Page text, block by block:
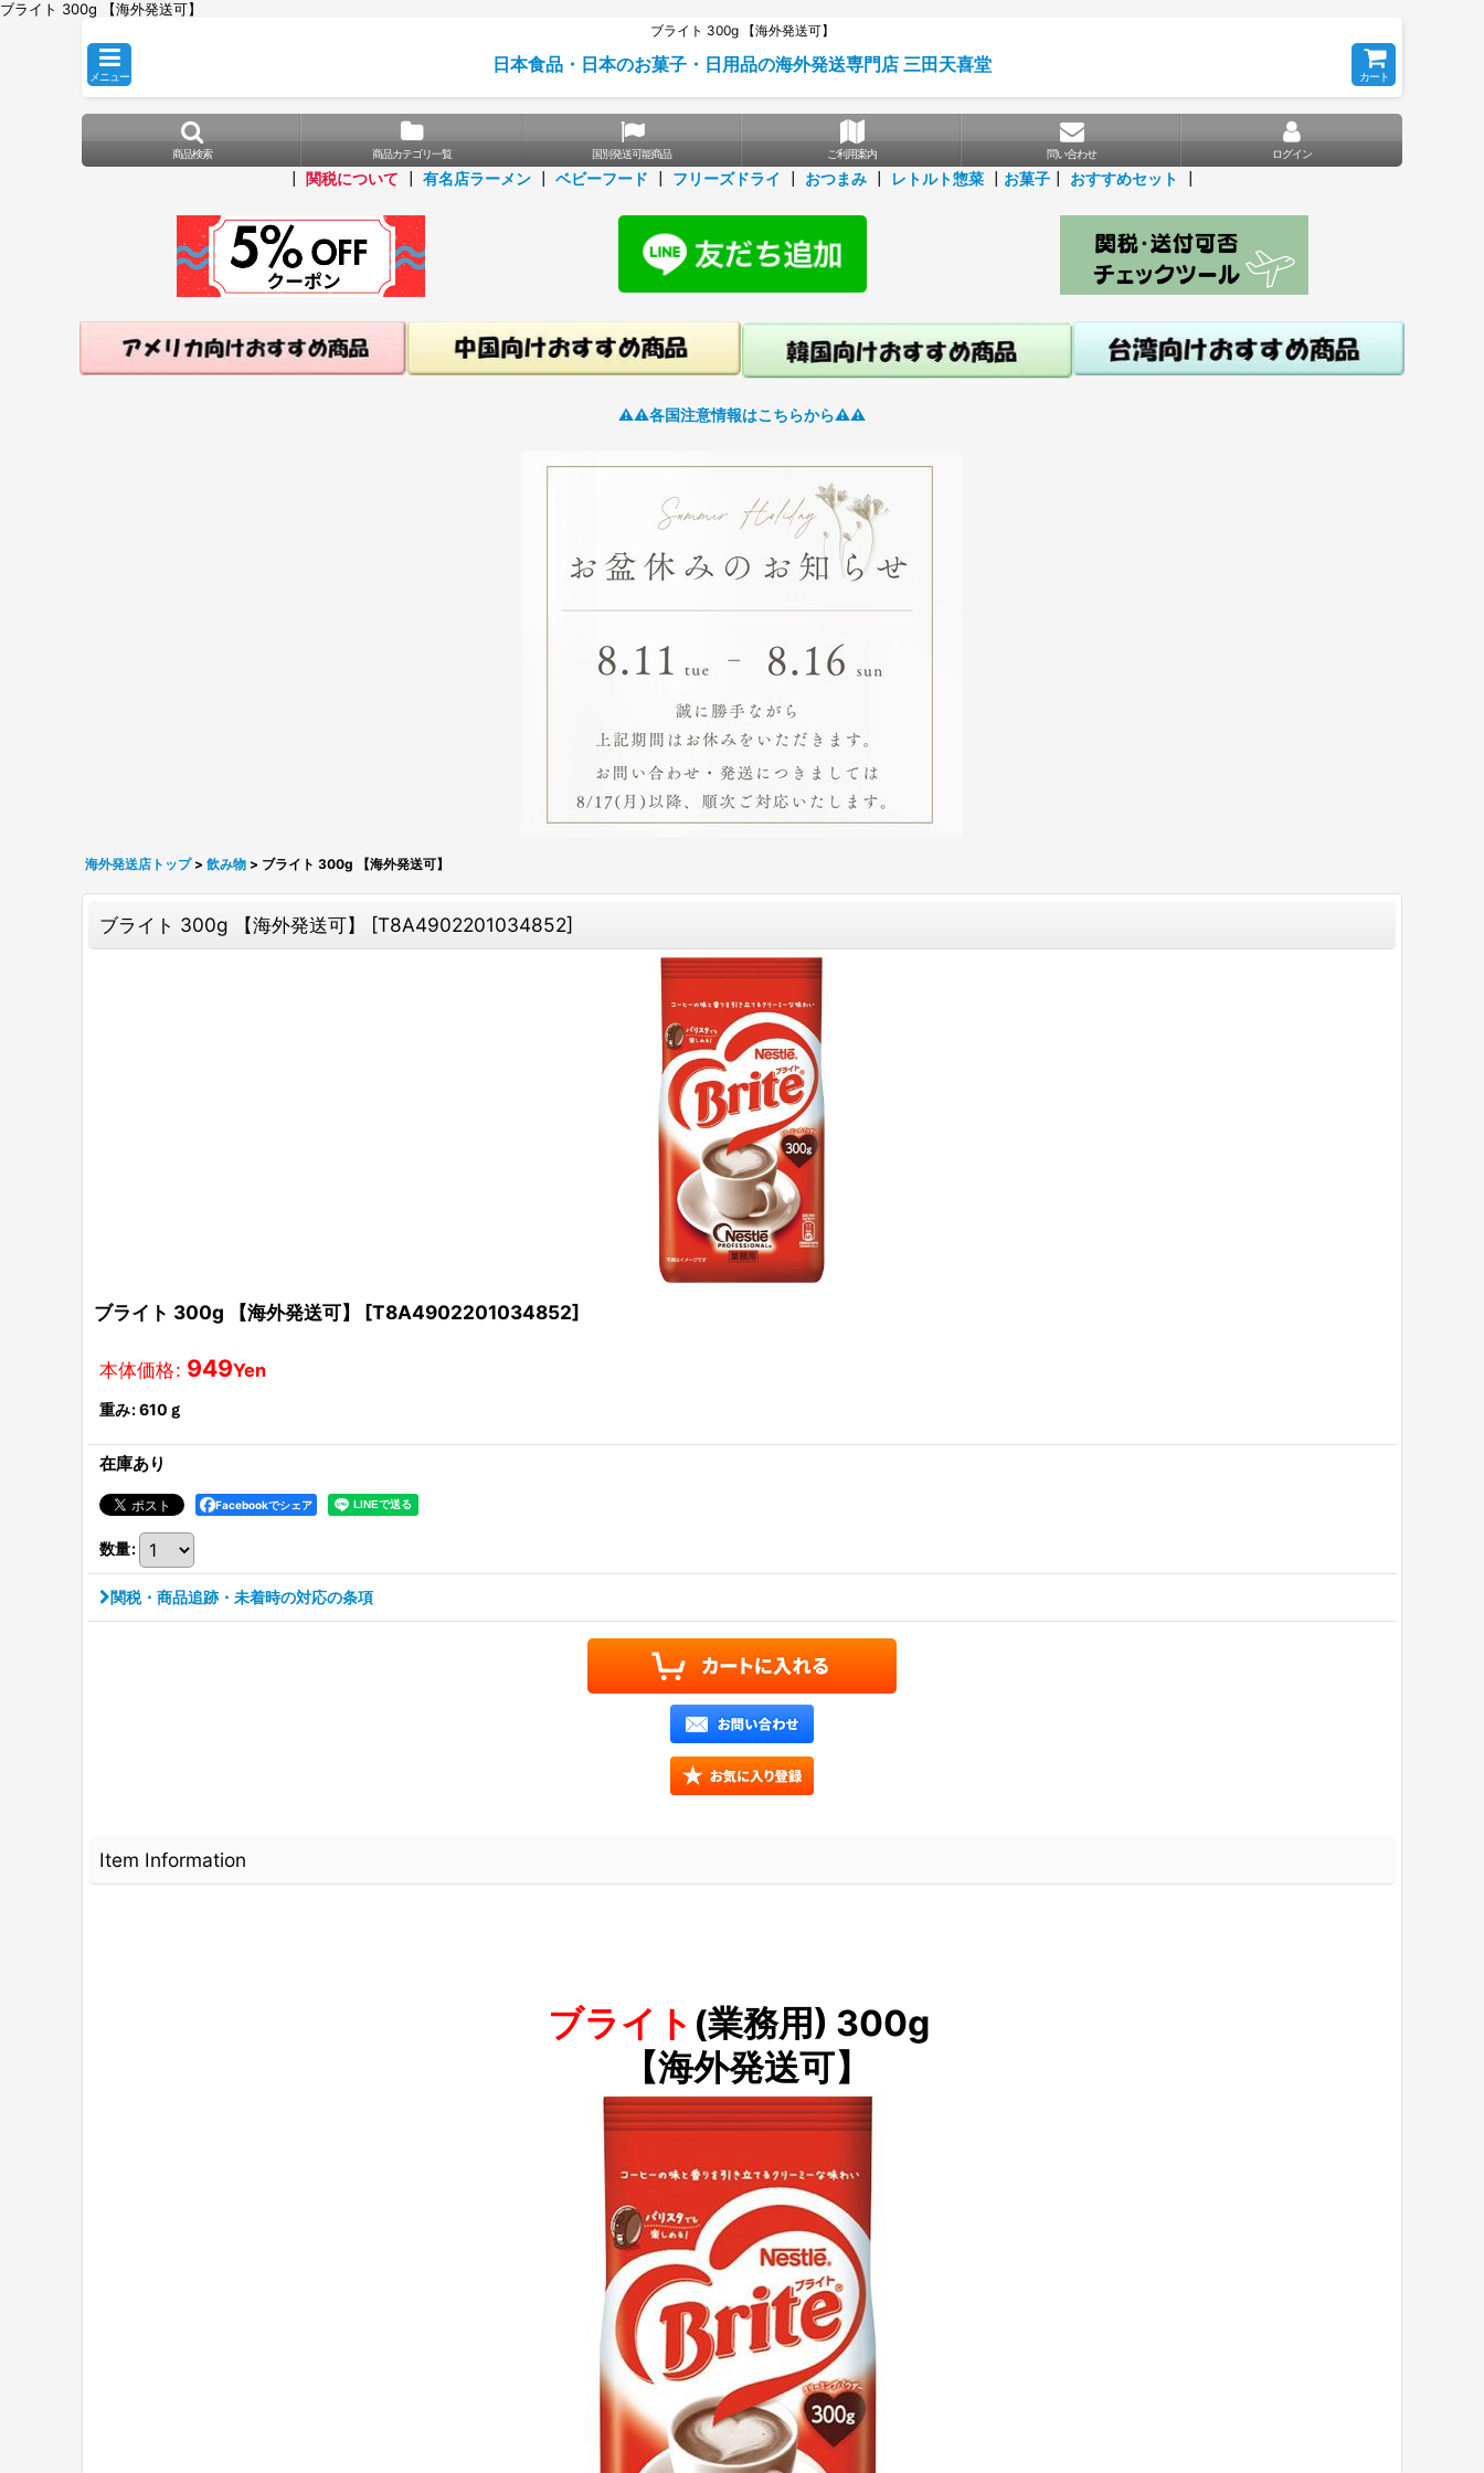
ブライト 300g 【海外発送可】
ブライト 300g 【海外発送可】
メニュー
日本食品・日本のお菓子・日用品の海外発送専門店 三田天喜堂
カート
商品検索 商品カテゴリ一覧 国別発送可能商品 ご利用案内 問い合わせ ログイン
関税について 有名店ラーメン ベビーフード フリーズドライ おつまみ レトルト惣菜 お菓子 おすすめセット
⚠️⚠️各国注意情報はこちらから⚠️⚠️
海外発送店トップ > 飲み物 > ブライト 300g 【海外発送可】
ブライト 300g 【海外発送可】 [T8A4902201034852]
ブライト 300g 【海外発送可】 [T8A4902201034852]
本体価格: 949Yen
重み:610ｇ
在庫あり
Facebookでシェア
数量:
関税・商品追跡・未着時の対応の条項
Item Information
ブライト (業務用) 300g
【海外発送可】